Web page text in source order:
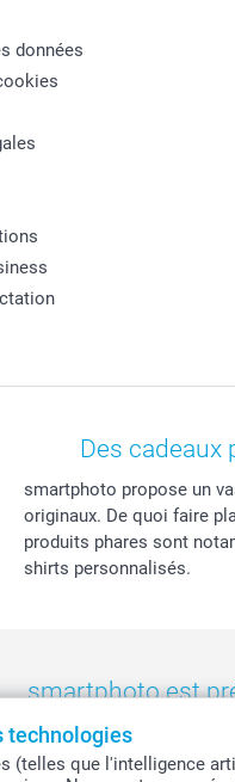
technologies
que l'intelligence
données
Des cadeaux
smartphoto propose un
originaux. De quoi faire
produits phares sont
shirts personnalisés.
smartphoto est
- Nederland